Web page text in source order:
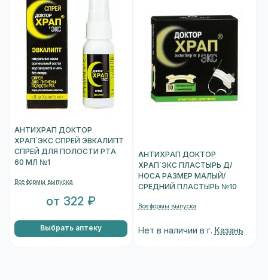
АНТИХРАП ДОКТОР
ХРАП`ЭКС СПРЕЙ ЭВКАЛИПТ
СПРЕЙ ДЛЯ ПОЛОСТИ РТА
60 МЛ №1
Все формы выпуска
от 322 ₽
Выбрать аптеку
АНТИХРАП ДОКТОР
ХРАП`ЭКС ПЛАСТЫРЬ Д/
НОСА РАЗМЕР МАЛЫЙ/
СРЕДНИЙ ПЛАСТЫРЬ №10
Все формы выпуска
Нет в наличии в г. Казань